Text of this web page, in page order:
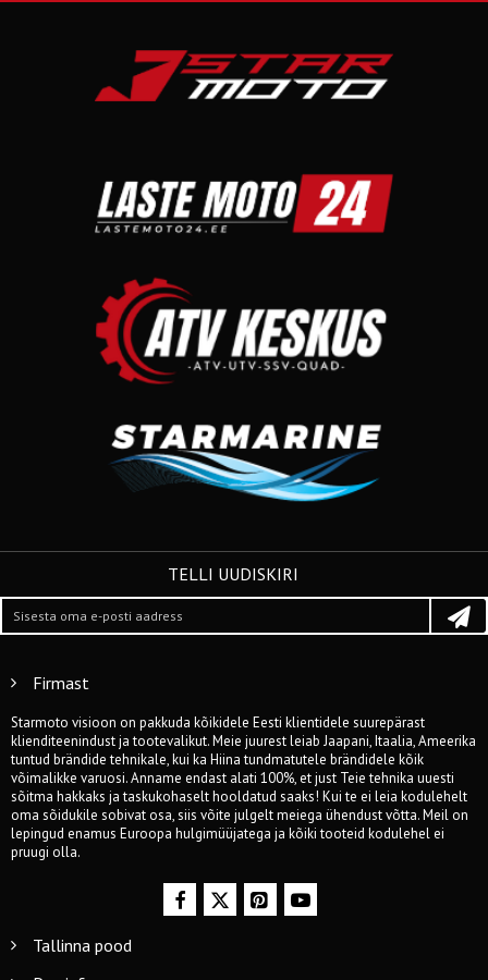
TELLI UUDISKIRI
Firmast
Starmoto visioon on pakkuda kõikidele Eesti klientidele suurepärast
klienditeenindust ja tootevalikut. Meie juurest leiab Jaapani, Itaalia, Ameerika
tuntud brändide tehnikale, kui ka Hiina tundmatutele brändidele kõik
võimalikke varuosi. Anname endast alati 100%, et just Teie tehnika uuesti
sõitma hakkaks ja taskukohaselt hooldatud saaks! Kui te ei leia kodulehelt
oma sõidukile sobivat osa, siis võite julgelt meiega ühendust võtta. Meil on
lepingud enamus Euroopa hulgimüüjatega ja kõiki tooteid kodulehel ei
pruugi olla.
Tallinna pood